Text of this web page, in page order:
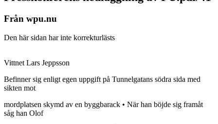
Från wpu.nu
Den här sidan har inte korrekturlästs
Vittnet Lars Jeppsson
Befinner sig enligt egen uppgift på Tunnelgatans södra sida med
sikten mot
mordplatsen skymd av en byggbarack • När han böjde sig framåt
såg han Olof